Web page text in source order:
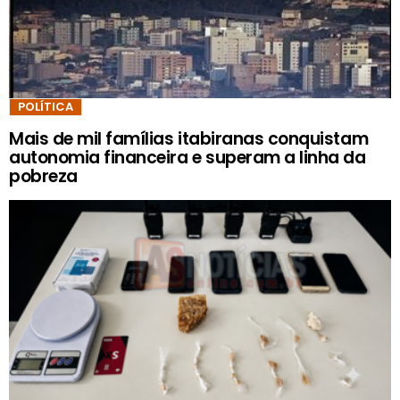
POLÍTICA
Mais de mil famílias itabiranas conquistam
autonomia financeira e superam a linha da
pobreza